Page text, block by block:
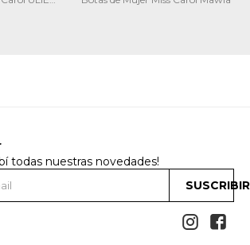
todas nuestras novedades!
 